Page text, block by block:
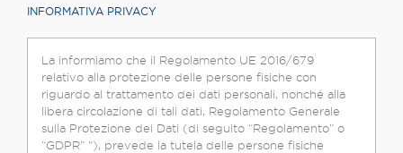
INFORMATIVA PRIVACY
La informiamo che il Regolamento UE 2016/679
relativo alla protezione delle persone fisiche con
riguardo al trattamento dei dati personali, nonché alla
libera circolazione di tali dati, Regolamento Generale
sulla Protezione dei Dati (di seguito “Regolamento” o
“GDPR” "), prevede la tutela delle persone fisiche